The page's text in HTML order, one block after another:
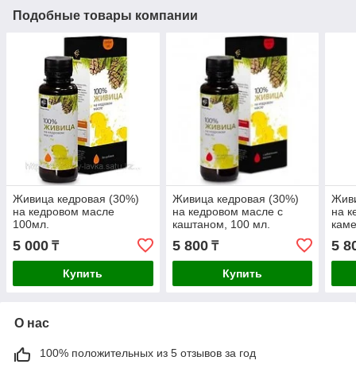
Подобные товары компании
Живица кедровая (30%)
на кедровом масле
100мл.
5 000 ₸
Купить
Живица кедровая (30%)
на кедровом масле с
каштаном, 100 мл.
5 800₸
Купить
на
5
О нас
100% положительных из 5 отзывов за год